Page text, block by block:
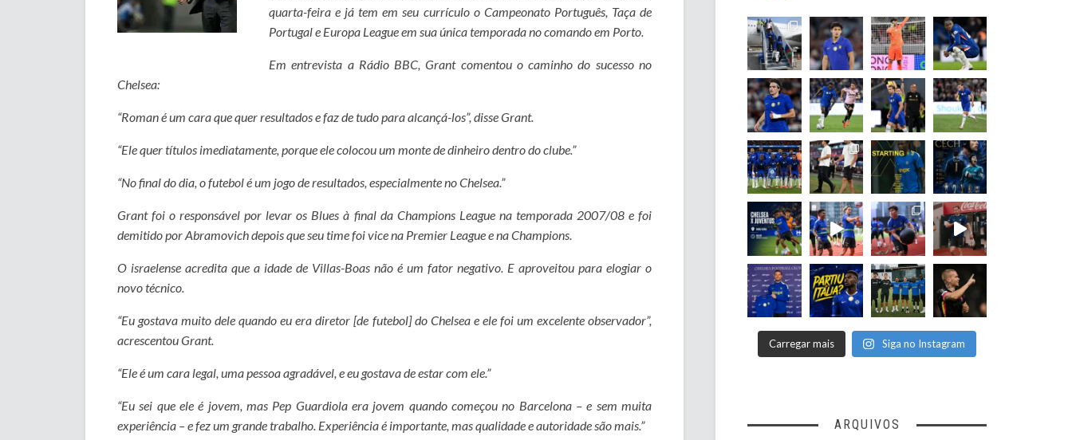
quarta-feira e já tem em seu currículo o Campeonato Português, Taça de
Portugal e Europa League em sua única temporada no comando em Porto.
Em entrevista a Rádio BBC, Grant comentou o caminho do sucesso no
Chelsea:
“Roman é um cara que quer resultados e faz de tudo para alcançá-los”, disse Grant.
“Ele quer títulos imediatamente, porque ele colocou um monte de dinheiro dentro do clube.”
“No final do dia, o futebol é um jogo de resultados, especialmente no Chelsea.”
Grant foi o responsável por levar os Blues à final da Champions League na temporada 2007/08 e foi
demitido por Abramovich depois que seu time foi vice na Premier League e na Champions.
O israelense acredita que a idade de Villas-Boas não é um fator negativo. E aproveitou para elogiar o
novo técnico.
“Eu gostava muito dele quando eu era diretor [de futebol] do Chelsea e ele foi um excelente observador”,
acrescentou Grant.
“Ele é um cara legal, uma pessoa agradável, e eu gostava de estar com ele.”
“Eu sei que ele é jovem, mas Pep Guardiola era jovem quando começou no Barcelona – e sem muita
experiência – e fez um grande trabalho. Experiência é importante, mas qualidade e autoridade são mais.”
Carregar mais Siga no Instagram
ARQUIVOS